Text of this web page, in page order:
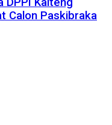
Calon Paskibraka